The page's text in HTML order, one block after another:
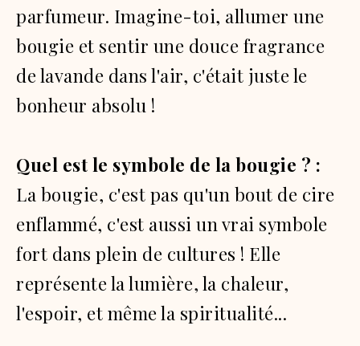
parfumeur. Imagine-toi, allumer une
bougie et sentir une douce fragrance
de lavande dans l'air, c'était juste le
bonheur absolu !
Quel est le symbole de la bougie ? :
La bougie, c'est pas qu'un bout de cire
enflammé, c'est aussi un vrai symbole
fort dans plein de cultures ! Elle
représente la lumière, la chaleur,
l'espoir, et même la spiritualité...